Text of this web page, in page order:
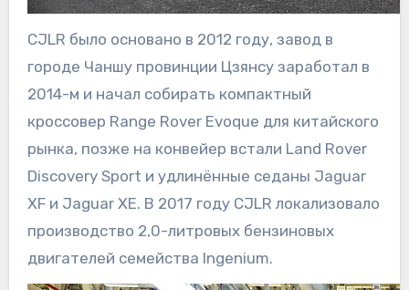
CJLR было основано в 2012 году, завод в
городе Чаншу провинции Цзянсу заработал в
2014-м и начал собирать компактный
кроссовер Range Rover Evoque для китайского
рынка, позже на конвейер встали Land Rover
Discovery Sport и удлинённые седаны Jaguar
XF и Jaguar XE. В 2017 году CJLR локализовало
производство 2,0-литровых бензиновых
двигателей семейства Ingenium.